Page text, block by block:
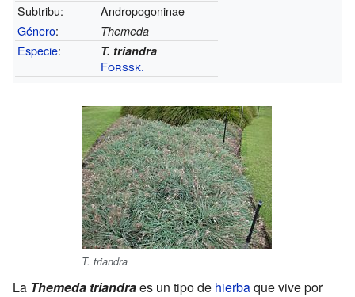
Subtribu:
Andropogoninae
Género: Themeda
Especie: T. triandra
Forssk.
T. triandra
La Themeda triandraes un tipo de hierbaque vive por